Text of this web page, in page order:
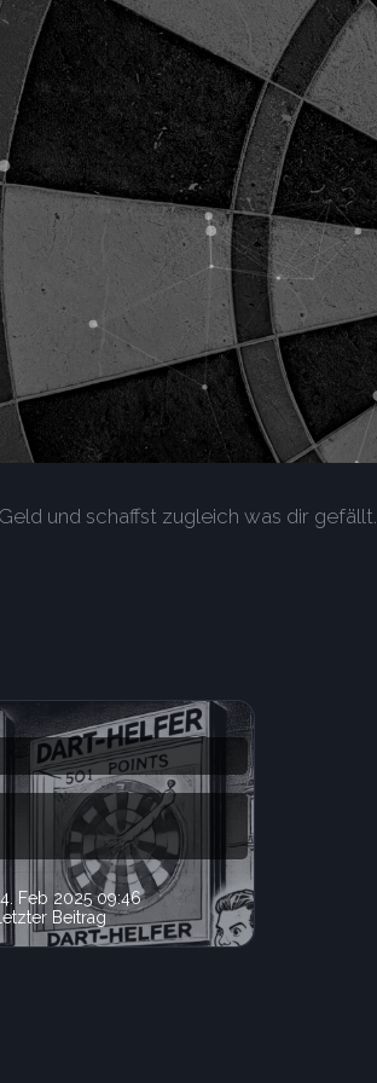
und schaffst zugleich was dir gefällt.
Feb 2025 09:46
Letzter Beitrag